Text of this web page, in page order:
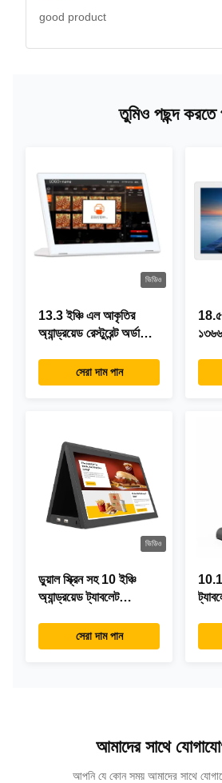
good product
তুমিও পছন্দ করতে
ভিডিও
13.3 ইঞ্চি এল আকৃতির
অ্যান্ড্রয়েড রেস্টুরেন্ট অর্ডারিং
টাচস্ক্রিন, ওয়াইফাই RJ45
সেরা দাম পান
ভিডিও
ডুয়াল স্ক্রিন সহ 10 ইঞ্চি
অ্যান্ড্রয়েড ট্যাবলেট
বিজ্ঞাপন ট্যাবলেট পিসি
সেরা দাম পান
10.1
আমাদের সাথে
আপনি যে কোন সময় আমাদের সাথে